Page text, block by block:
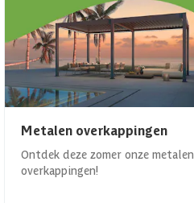
Metalen overkappingen
Ontdek deze zomer onze metalen
overkappingen!